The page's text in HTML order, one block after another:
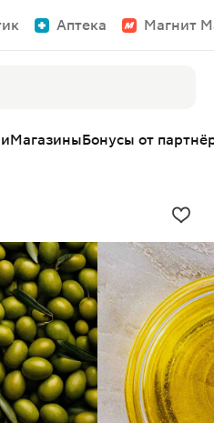
Аптека Магнит
МагазиныБонусы от